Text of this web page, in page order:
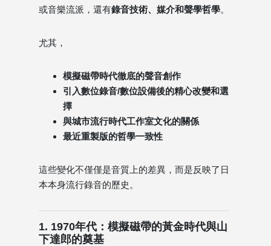
或音樂流派，還有錄音技術、媒介和聲學哲學。
尤其，
模擬磁帶時代徹底的聲音創作
引入數位錄音/數位設備後的精心改變和選
擇
與城市流行時代工作室文化的關係
最近重製版的哲學一致性
這些變化不僅僅是音質上的差異，而是反映了日
本本身流行錄音的歷史。
1. 1970年代：模擬磁帶的黃金時代與山
下達郎的奠基